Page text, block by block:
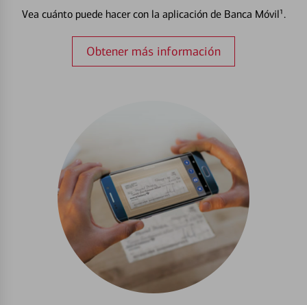
Vea cuánto puede hacer con la aplicación de Banca Móvil¹.
Obtener más información